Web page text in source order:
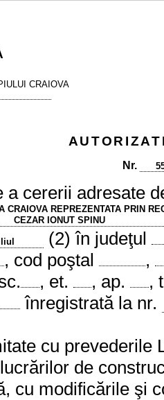
CRAIOVA
Nr.
a cererii adresate
CRAIOVA REPREZENTATA PRIN
CEZAR IONUT SPINU
(2) în judeţul
, cod poştal
,
, et. , ap.
,
înregistrată la nr.
cu prevederile
de
cu modificările şi